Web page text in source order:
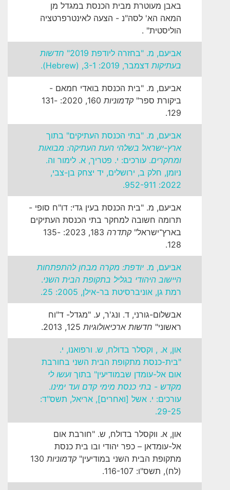
באבן מעוטרת מבית הכנסת במגדל מן
המאה הא' לסה"נ - הצעה לאינטרפרטציה
הוליסטית" .
אביעם, מ. "בחזרה ליודפת 2019"
חדשות
בעתיקותדצמבר, 2019: 3-1, (Hebrew).
אביעם, מ. "בית הכנסת בואדי חמאם -
ביקורת ספר" קדמוניות
160, 2020: 131-
129.
אביעם, מ. "בתי הכנסת העתיקים" בתוך
ארץ-ישראל בשלהי העת העתיקה: מבואות
ומחקרים. עורכים: י. פטריך, א. לימור וה.
ניומן, חלק ב, ירושלים, יד יצחק בן-צבי,
2022: 952-911.
אביעם, מ. "בית הכנסת בעין גדי: דו"ח סופי -
תרומה חשובה למחקר בתי הכנסת העתיקים
בארץ־ישראל" קתדרה
183, 2023: 135-
128.
אביעם, מ. יודפת: מקרה מבחן להתפתחות
היישוב היהודי בגליל בתקופת הבית השני.
רמת גן, אוניברסיטת בר-אילן, 2005: 25.
אבשלום-גורני, ד. ונג'ר, ע. "מגדל- ד"וח
ראשוני" חדשות ארכיאולוגיות125, 2013.
און, א. , וקסלר בדולח, ש. ורפואנו, י.
"בית-כנסת מתקופת הבית השני בחורבת
אום אל-עומדן שבמודיעין" בתוך ועשו לי
מקדש - בתי כנסת מימי קדם ועד ימינו.
עורכים: י. אשל [ואחרים], אריאל, תשס"ד:
29-25.
און, א. ווקסלר בדולח, ש. "חורבת אום
אל-עומדאן – כפר יהודי ובו בית כנסת
מתקופת הבית השני במודיעין" קדמוניות 130
(לח), תשס"ו: 116-107.